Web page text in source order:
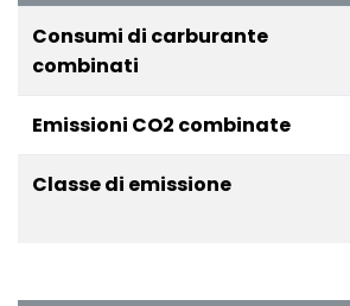
Consumi di carburante
combinati
Emissioni CO2 combinate
Classe di emissione